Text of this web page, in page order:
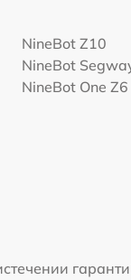
NineBot Z10
NineBot
NineBot One Z6